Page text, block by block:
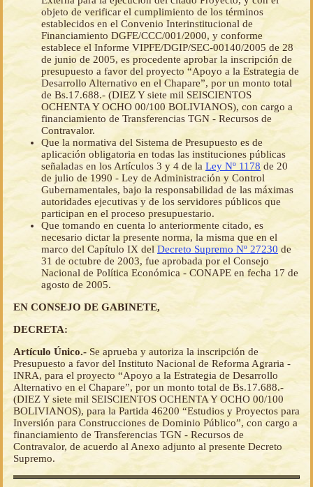
objeto de verificar el cumplimiento de los términos
establecidos en el Convenio Interinstitucional de
Financiamiento DGFE/CCC/001/2000, y conforme
establece el Informe VIPFE/DGIP/SEC-00140/2005 de 28
de junio de 2005, es procedente aprobar la inscripción de
presupuesto a favor del proyecto “Apoyo a la Estrategia de
Desarrollo Alternativo en el Chapare”, por un monto total
de Bs.17.688.- (DIEZ Y siete mil SEISCIENTOS
OCHENTA Y OCHO 00/100 BOLIVIANOS), con cargo a
financiamiento de Transferencias TGN - Recursos de
Contravalor.
Que la normativa del Sistema de Presupuesto es de
aplicación obligatoria en todas las instituciones públicas
señaladas en los Artículos 3 y 4 de la Ley Nº 1178 de 20
de julio de 1990 - Ley de Administración y Control
Gubernamentales, bajo la responsabilidad de las máximas
autoridades ejecutivas y de los servidores públicos que
participan en el proceso presupuestario.
Que tomando en cuenta lo anteriormente citado, es
necesario dictar la presente norma, la misma que en el
marco del Capítulo IX delDecreto Supremo Nº 27230 de
31 de octubre de 2003, fue aprobada por el Consejo
Nacional de Política Económica - CONAPE en fecha 17 de
agosto de 2005.
EN CONSEJO DE GABINETE,
DECRETA:
Artículo Único.- Se aprueba y autoriza la inscripción de
Presupuesto a favor del Instituto Nacional de Reforma Agraria -
INRA, para el proyecto “Apoyo a la Estrategia de Desarrollo
Alternativo en el Chapare”, por un monto total de Bs.17.688.-
(DIEZ Y siete mil SEISCIENTOS OCHENTA Y OCHO 00/100
BOLIVIANOS), para la Partida 46200 “Estudios y Proyectos para
Inversión para Construcciones de Dominio Público”, con cargo a
financiamiento de Transferencias TGN - Recursos de
Contravalor, de acuerdo al Anexo adjunto al presente Decreto
Supremo.